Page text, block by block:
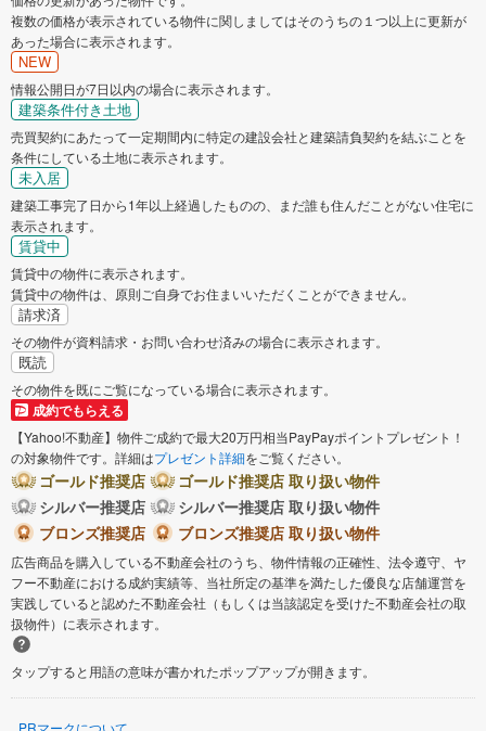
複数の価格が表示されている物件に関しましてはそのうちの１つ以上に更新が
あった場合に表示されます。
NEW
情報公開日が7日以内の場合に表示されます。
建築条件付き土地
売買契約にあたって一定期間内に特定の建設会社と建築請負契約を結ぶことを
条件にしている土地に表示されます。
未入居
建築工事完了日から1年以上経過したものの、まだ誰も住んだことがない住宅に
表示されます。
賃貸中
賃貸中の物件に表示されます。
賃貸中の物件は、原則ご自身でお住まいいただくことができません。
請求済
その物件が資料請求・お問い合わせ済みの場合に表示されます。
既読
その物件を既にご覧になっている場合に表示されます。
成約でもらえる
【Yahoo!不動産】物件ご成約で最大20万円相当PayPayポイントプレゼント！
の対象物件です。詳細はプレゼント詳細をご覧ください。
ゴールド推奨店
ゴールド推奨店 取り扱い物件
シルバー推奨店
シルバー推奨店 取り扱い物件
ブロンズ推奨店
ブロンズ推奨店 取り扱い物件
広告商品を購入している不動産会社のうち、物件情報の正確性、法令遵守、ヤ
フー不動産における成約実績等、当社所定の基準を満たした優良な店舗運営を
実践していると認めた不動産会社（もしくは当該認定を受けた不動産会社の取
扱物件）に表示されます。
タップすると用語の意味が書かれたポップアップが開きます。
PRマークについて